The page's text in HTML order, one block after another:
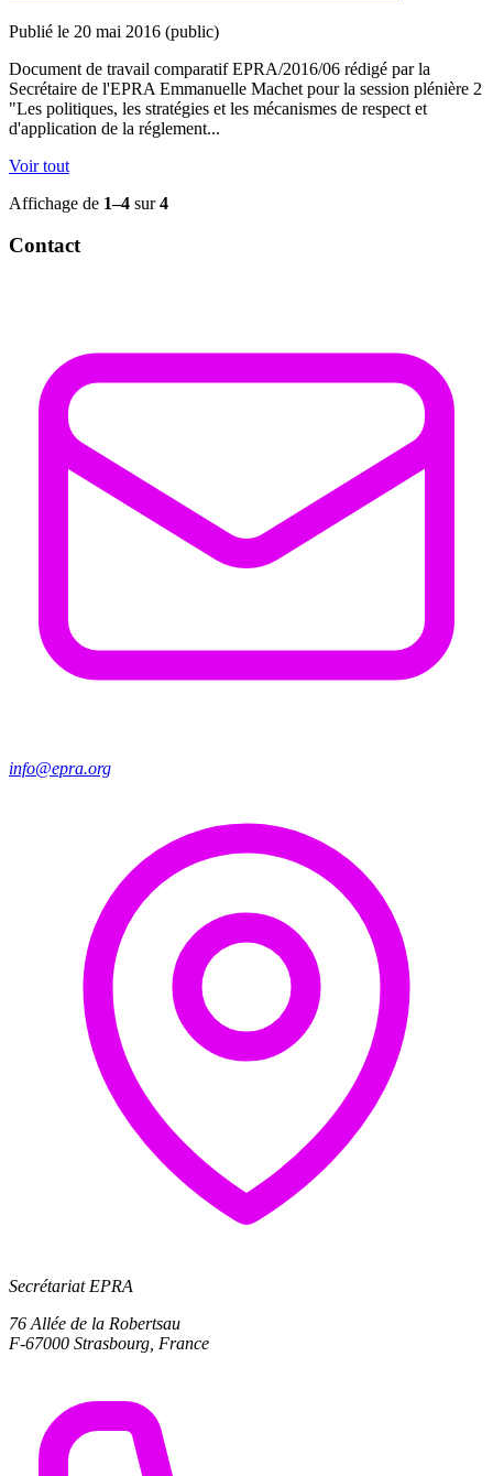
Publié le 20 mai 2016 (public)
Document de travail comparatif EPRA/2016/06 rédigé par la
Secrétaire de l'EPRA Emmanuelle Machet pour la session plénière 2
"Les politiques, les stratégies et les mécanismes de respect et
d'application de la réglement...
Voir tout
Affichage de 1–4 sur4
Contact
info@epra.org
Secrétariat EPRA
76 Allée de la Robertsau
F-67000 Strasbourg, France